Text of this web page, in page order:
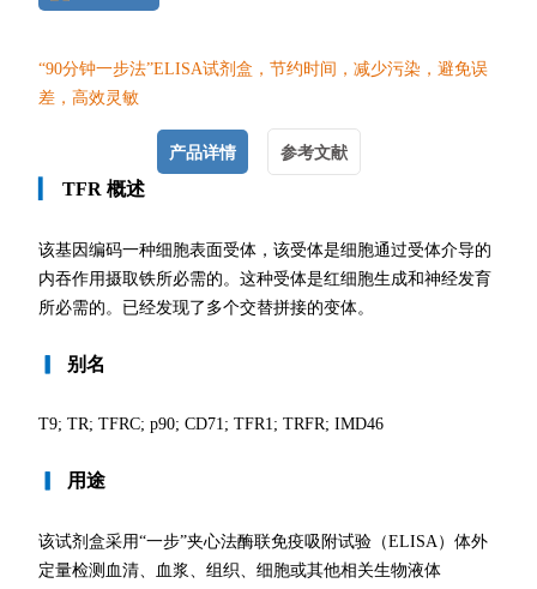
“90分钟一步法”ELISA试剂盒，节约时间，减少污染，避免误
差，高效灵敏
产品详情
参考文献
TFR 概述
该基因编码一种细胞表面受体，该受体是细胞通过受体介导的
内吞作用摄取铁所必需的。这种受体是红细胞生成和神经发育
所必需的。已经发现了多个交替拼接的变体。
别名
T9; TR; TFRC; p90; CD71; TFR1; TRFR; IMD46
用途
该试剂盒采用“一步”夹心法酶联免疫吸附试验（ELISA）体外
定量检测血清、血浆、组织、细胞或其他相关生物液体